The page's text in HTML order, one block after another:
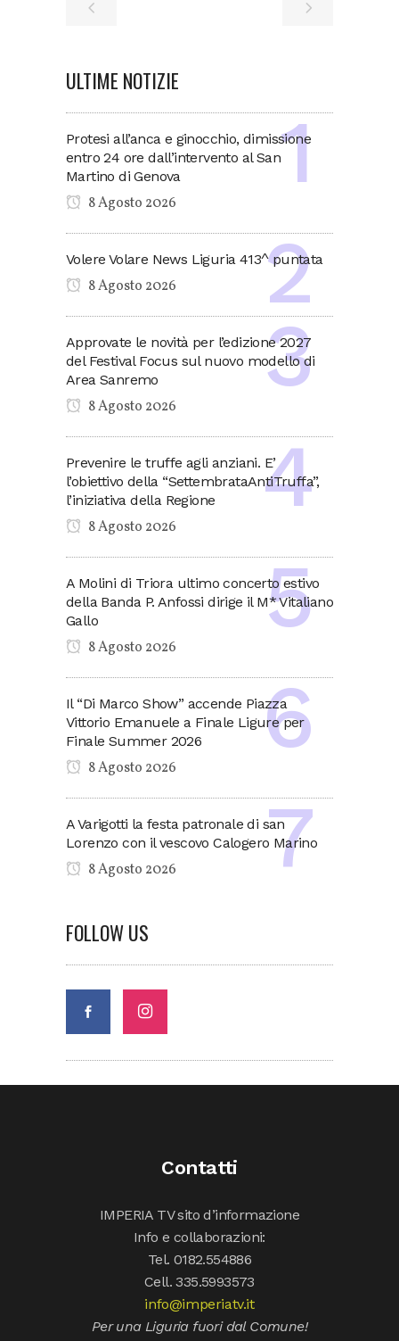
ULTIME NOTIZIE
Protesi all’anca e ginocchio, dimissione
entro 24 ore dall’intervento al San
Martino di Genova
8 Agosto 2026
Volere Volare News Liguria 413^ puntata
8 Agosto 2026
Approvate le novità per l’edizione 2027
del Festival Focus sul nuovo modello di
Area Sanremo
8 Agosto 2026
Prevenire le truffe agli anziani. E’
l’obiettivo della “SettembrataAntiTruffa”,
l’iniziativa della Regione
8 Agosto 2026
A Molini di Triora ultimo concerto estivo
della Banda P. Anfossi dirige il M* Vitaliano
Gallo
8 Agosto 2026
Il “Di Marco Show” accende Piazza
Vittorio Emanuele a Finale Ligure per
Finale Summer 2026
8 Agosto 2026
A Varigotti la festa patronale di san
Lorenzo con il vescovo Calogero Marino
8 Agosto 2026
FOLLOW US
Contatti
IMPERIA TV sito d’informazione
Info e collaborazioni:
Tel. 0182.554886
Cell. 335.5993573
info@imperiatv.it
Per una Liguria fuori dal Comune!